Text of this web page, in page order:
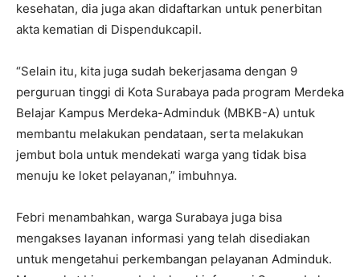
kesehatan, dia juga akan didaftarkan untuk penerbitan
akta kematian di Dispendukcapil.
“Selain itu, kita juga sudah bekerjasama dengan 9
perguruan tinggi di Kota Surabaya pada program Merdeka
Belajar Kampus Merdeka-Adminduk (MBKB-A) untuk
membantu melakukan pendataan, serta melakukan
jembut bola untuk mendekati warga yang tidak bisa
menuju ke loket pelayanan,” imbuhnya.
Febri menambahkan, warga Surabaya juga bisa
mengakses layanan informasi yang telah disediakan
untuk mengetahui perkembangan pelayanan Adminduk.